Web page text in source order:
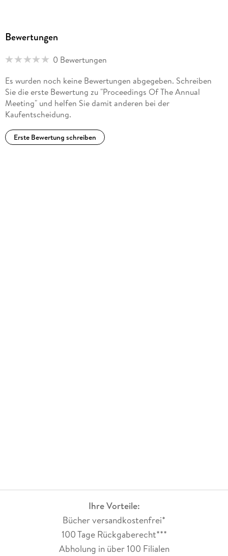
Bewertungen
0 Bewertungen
Es wurden noch keine Bewertungen abgegeben. Schreiben
Sie die erste Bewertung zu "Proceedings Of The Annual
Meeting" und helfen Sie damit anderen bei der
Kaufentscheidung.
Erste Bewertung schreiben
Ihre Vorteile:
Bücher versandkostenfrei*
100 Tage Rückgaberecht***
Abholung in über 100 Filialen